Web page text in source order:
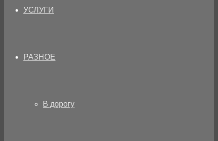
УСЛУГИ
РАЗНОЕ
В дорогу